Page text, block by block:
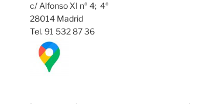
c/ Alfonso XI nº 4; 4º
28014 Madrid
Tel. 91 532 87 36